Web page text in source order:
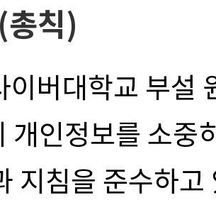
칙)
이버대학교 부설
개인정보를 소중
지침을 준수하